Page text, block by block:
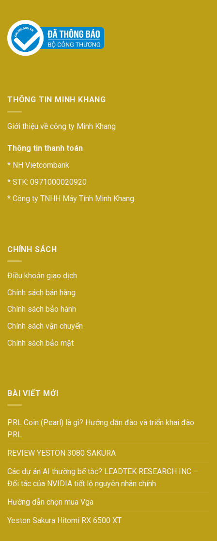
THÔNG TIN MINH KHANG
Giới thiệu về công ty Minh Khang
Thông tin thanh toán
* NH Vietcombank
* STK: 0971000020920
* Công ty TNHH Máy Tính Minh Khang
CHÍNH SÁCH
Điều khoản giao dịch
Chính sách bán hàng
Chính sách bảo hành
Chính sách vận chuyển
Chính sách bảo mật
BÀI VIẾT MỚI
PRL Coin (Pearl) là gì? Hướng dẫn đào và triển khai đào
PRL
REVIEW YESTON 3080 SAKURA
Các dự án AI thường bế tắc? LEADTEK RESEARCH INC –
Đối tác của NVIDIA tiết lộ nguyên nhân chính
Hướng dẫn chọn mua Vga
Yeston Sakura Hitomi RX 6500 XT